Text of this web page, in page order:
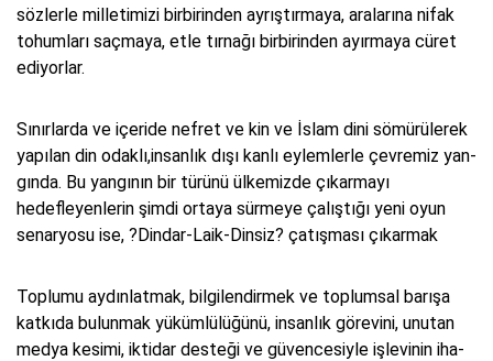
sözlerle milletimizi birbirinden ayrıştırmaya, aralarına nifak
tohumları saçmaya, etle tırnağı birbirinden ayırmaya cüret
ediyorlar.
Sı­nır­lar­da ve içeri­de nef­ret ve kin ve İs­lam di­ni sö­mü­rü­le­rek
ya­pı­lan din odak­lı,in­san­lık dı­şı kan­lı ey­lem­ler­le çev­re­miz yan­
gın­da. Bu yangının bir türünü ülkemizde çıkarmayı
hedefleyenlerin şimdi ortaya sürmeye çalıştığı yeni oyun
senaryosu ise, ?Dindar-Laik-Dinsiz? çatışması çıkarmak
Top­lu­mu ay­dın­lat­mak, bil­gi­len­dir­mek ve top­lum­sal ba­rı­şa
kat­kı­da bu­lun­mak yükümlülü­ğü­nü, in­san­lık gö­re­vi­ni, unu­tan
med­ya ke­si­mi, ik­ti­dar des­te­ği ve gü­ven­ce­siy­le işlevi­nin iha­